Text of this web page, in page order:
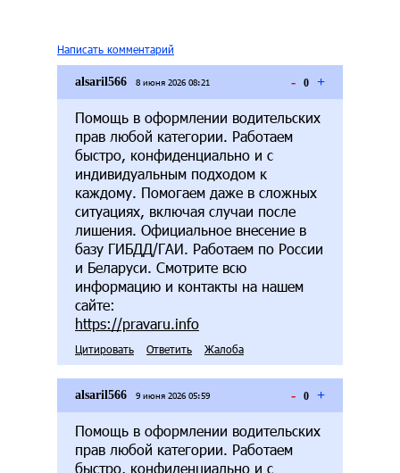
Написать комментарий
alsaril566 8 июня 2026 08:21 - 0 +
Помощь в оформлении водительских
прав любой категории. Работаем
быстро, конфиденциально и с
индивидуальным подходом к
каждому. Помогаем даже в сложных
ситуациях, включая случаи после
лишения. Официальное внесение в
базу ГИБДД/ГАИ. Работаем по России
и Беларуси. Смотрите всю
информацию и контакты на нашем
сайте:
https://pravaru.info
Цитировать Ответить Жалоба
alsaril566 9 июня 2026 05:59 - 0 +
Помощь в оформлении водительских
прав любой категории. Работаем
быстро, конфиденциально и с